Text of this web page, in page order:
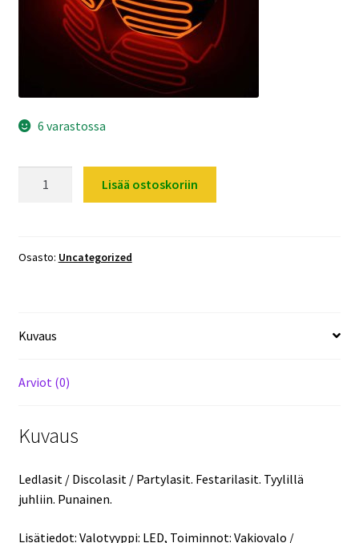
6 varastossa
Partylasit.
Lisää ostoskoriin
Osasto: Uncategorized
Kuvaus
Arviot (0)
Kuvaus
Ledlasit / Discolasit / Partylasit. Festarilasit. Tyylillä
juhliin. Punainen.
Lisätiedot: Valotyyppi: LED, Toiminnot: Vakiovalo /